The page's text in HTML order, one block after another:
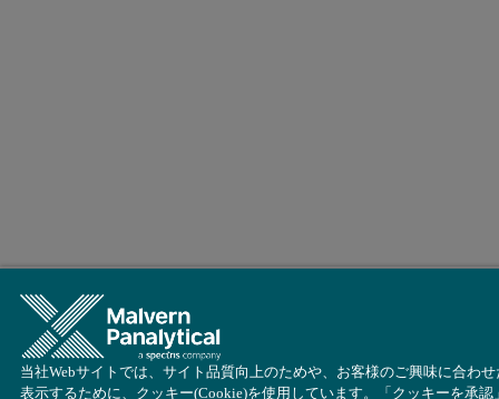
当社Webサイトでは、サイト品質向上のためや、お客様のご興味に合わ
表示するために、クッキー(Cookie)を使用しています。「クッキーを承認